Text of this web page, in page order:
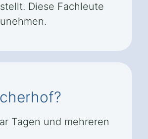
Diese Fachleute
Tagen und mehreren